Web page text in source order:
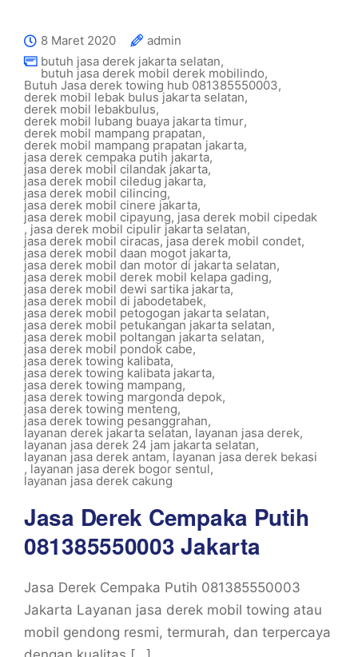
8 Maret 2020
admin
butuh jasa derek jakarta selatan,
butuh jasa derek mobil derek mobilindo,
Butuh Jasa derek towing hub 081385550003,
derek mobil lebak bulus jakarta selatan,
derek mobil lebakbulus,
derek mobil lubang buaya jakarta timur,
derek mobil mampang prapatan,
derek mobil mampang prapatan jakarta,
jasa derek cempaka putih jakarta,
jasa derek mobil cilandak jakarta,
jasa derek mobil ciledug jakarta,
jasa derek mobil cilincing,
jasa derek mobil cinere jakarta,
jasa derek mobil cipayung, jasa derek mobil cipedak
, jasa derek mobil cipulir jakarta selatan,
jasa derek mobil ciracas,jasa derek mobil condet,
jasa derek mobil daan mogot jakarta,
jasa derek mobil dan motor di jakarta selatan,
jasa derek mobil derek mobil kelapa gading,
jasa derek mobil dewi sartika jakarta,
jasa derek mobil di jabodetabek,
jasa derek mobil petogogan jakarta selatan,
jasa derek mobil petukangan jakarta selatan,
jasa derek mobil poltangan jakarta selatan,
jasa derek mobil pondok cabe,
jasa derek towing kalibata,
jasa derek towing kalibata jakarta,
jasa derek towing mampang,
jasa derek towing margonda depok,
jasa derek towing menteng,
jasa derek towing pesanggrahan,
layanan derek jakarta selatan, layanan jasa derek,
layanan jasa derek 24 jam jakarta selatan,
layanan jasa derek antam, layanan jasa derek bekasi
, layanan jasa derek bogor sentul,
layanan jasa derek cakung
Jasa Derek Cempaka Putih
081385550003 Jakarta
Jasa Derek Cempaka Putih 081385550003
Jakarta Layanan jasa derek mobil towing atau
mobil gendong resmi, termurah, dan terpercaya